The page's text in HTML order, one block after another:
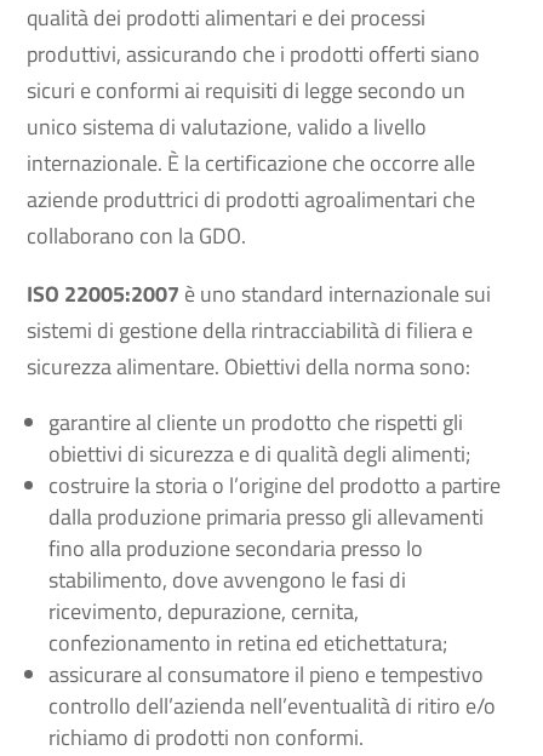
qualità dei prodotti alimentari e dei processi
produttivi,assicurando che i prodotti offerti siano
sicuri e conformi ai requisiti di legge secondo un
unico sistema di valutazione, valido a livello
internazionale. È la certificazione che occorre alle
aziende produttrici di prodotti agroalimentari che
collaborano con la GDO.
ISO 22005:2007 è uno standard internazionale sui
sistemi di gestione dellarintracciabilità di filiera e
sicurezza alimentare. Obiettivi della norma sono:
garantire al cliente un prodotto che rispetti gli
obiettivi di sicurezza e di qualità degli alimenti;
costruire la storia o l’origine del prodotto a partire
dalla produzione primaria presso gli allevamenti
fino alla produzione secondaria presso lo
stabilimento, dove avvengono le fasi di
ricevimento, depurazione, cernita,
confezionamento in retina ed etichettatura;
assicurare al consumatore il pieno e tempestivo
controllo dell’azienda nell’eventualità di ritiro e/o
richiamo di prodotti non conformi.